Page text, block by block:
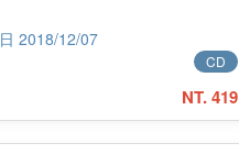
2018/12/07
CD
NT. 419